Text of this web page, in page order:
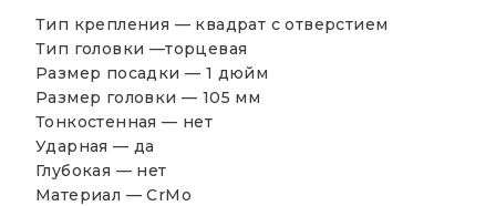
Тип крепления — квадрат с отверстием
Тип головки —торцевая
Размер посадки — 1 дюйм
Размер головки — 105 мм
Тонкостенная — нет
Ударная — да
Глубокая — нет
Материал — CrMo